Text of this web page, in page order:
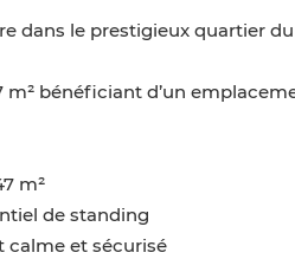
dans le prestigieux quartier du
m² bénéficiant d’un
m²
de standing
calme et sécurisé